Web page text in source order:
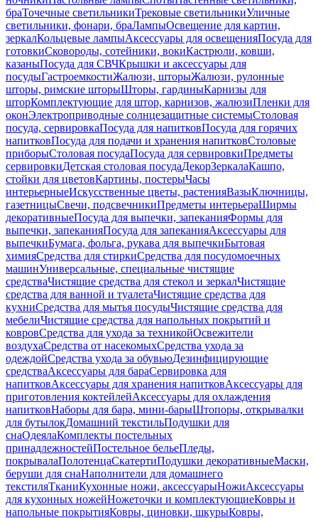
браТочечные светильникиТрековые светильникиУличные
светильники, фонари, браЛампыОсвещение для картин,
зеркалКольцевые лампыАксессуары для освещенияПосуда для
готовкиСковороды, сотейники, вокиКастрюли, ковши,
казаныПосуда для СВЧКрышки и аксессуары для
посудыГастроемкостиЖалюзи, шторыЖалюзи, рулонные
шторы, римские шторыШторы, гардиныКарнизы для
шторКомплектующие для штор, карнизов, жалюзиПленки для
оконЭлектроприводные солнцезащитные системыСтоловая
посуда, сервировкаПосуда для напитковПосуда для горячих
напитковПосуда для подачи и хранения напитковСтоловые
приборыСтоловая посудаПосуда для сервировкиПредметы
сервировкиДетская столовая посудаДекорЗеркалаКашпо,
стойки для цветовКартины, постерыЧасы
интерьерныеИскусственные цветы, растенияВазыКлючницы,
газетницыСвечи, подсвечникиПредметы интерьераШирмы
декоративныеПосуда для выпечки, запеканияФормы для
выпечки, запеканияПосуда для запеканияАксессуары для
выпечкиБумага, фольга, рукава для выпечкиБытовая
химияСредства для стиркиСредства для посудомоечных
машинУниверсальные, специальные чистящие
средстваЧистящие средства для стекол и зеркалЧистящие
средства для ванной и туалетаЧистящие средства для
кухниСредства для мытья посудыЧистящие средства для
мебелиЧистящие средства для напольных покрытий и
ковровСредства для ухода за техникойОсвежители
воздухаСредства от насекомыхСредства ухода за
одеждойСредства ухода за обувьюДезинфицирующие
средстваАксессуары для бараСервировка для
напитковАксессуары для хранения напитковАксессуары для
приготовления коктейлейАксессуары для охлаждения
напитковНаборы для бара, мини-барыШтопоры, открывалки
для бутылокДомашний текстильПодушки для
снаОдеялаКомплекты постельных
принадлежностейПостельное бельеПледы,
покрывалаПолотенцаСкатертиПодушки декоративныеМаски,
беруши для снаНаполнители для домашнего
текстиляТканиКухонные ножи, аксессуарыНожиАксессуары
для кухонных ножейНожеточки и комплектующиеКовры и
напольные покрытияКовры, циновки, шкурыКовры,